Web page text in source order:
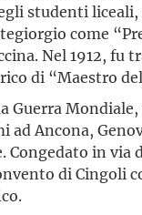
studenti liceali,
come
Nel 1912, fu
di “Maestro
Guerra Mondiale,
ad Ancona,
Congedato in via
di Cingoli